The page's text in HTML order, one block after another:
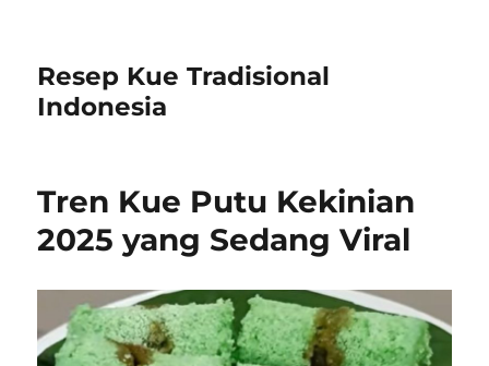
Resep Kue Tradisional
Indonesia
Tren Kue Putu Kekinian
2025 yang Sedang Viral